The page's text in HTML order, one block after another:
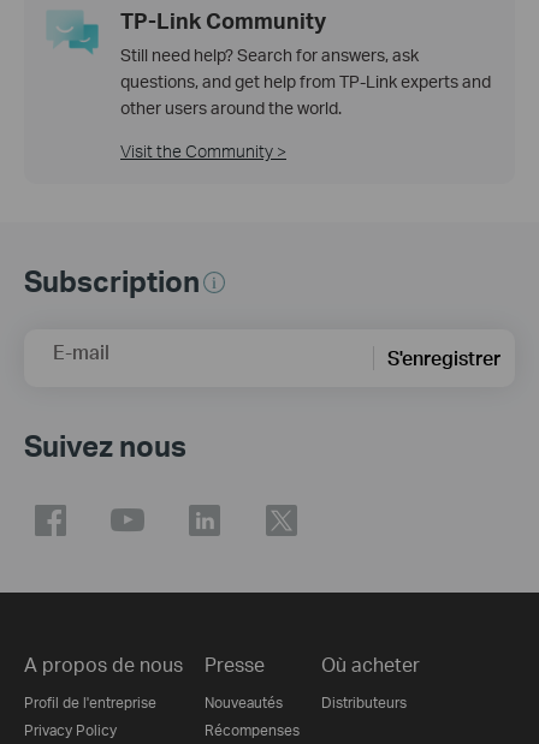
TP-Link Community
Still need help? Search for answers, ask
questions, and get help from TP-Link experts and
other users around the world.
Visit the Community >
Subscription
E-mail S'enregistrer
Suivez nous
A propos de nous
Profil de l'entreprise
Privacy Policy
Presse
Nouveautés
Récompenses
Où acheter
Distributeurs